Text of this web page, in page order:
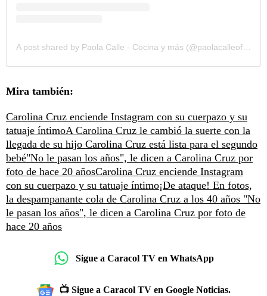
Mira también:
Carolina Cruz enciende Instagram con su cuerpazo y su
tatuaje íntimoA Carolina Cruz le cambió la suerte con la
llegada de su hijo Carolina Cruz está lista para el segundo
bebé"No le pasan los años", le dicen a Carolina Cruz por
foto de hace 20 añosCarolina Cruz enciende Instagram
con su cuerpazo y su tatuaje íntimo¡De ataque! En fotos,
la despampanante cola de Carolina Cruz a los 40 años "No
le pasan los años", le dicen a Carolina Cruz por foto de
hace 20 años
Sigue a Caracol TV en WhatsApp
📺 Sigue a Caracol TV en Google Noticias.